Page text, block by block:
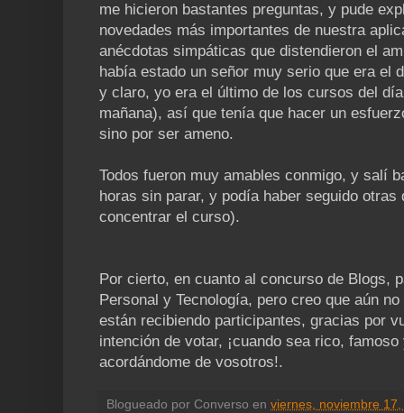
me hicieron bastantes preguntas, y pude
novedades más importantes de nuestra
anécdotas simpáticas que distendieron el
había estado un señor muy serio que era el
y claro, yo era el último de los cursos del
mañana), así que tenía que hacer un
sino por ser ameno.
Todos fueron muy amables conmigo, y salí
horas sin parar, y podía haber seguido otras
concentrar el curso).
Por cierto, en cuanto al concurso de Blogs,
Personal y Tecnología, pero creo que aún
están recibiendo participantes, gracias por
intención de votar, ¡cuando sea rico,
acordándome de vosotros!.
Blogueado por Converso en viernes, noviembre